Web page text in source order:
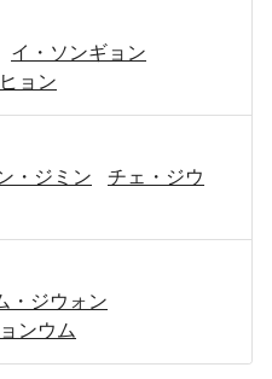
イ・ソンギョン
ョン
・ジミン
チェ・ジウ
・ジウォン
ンウム